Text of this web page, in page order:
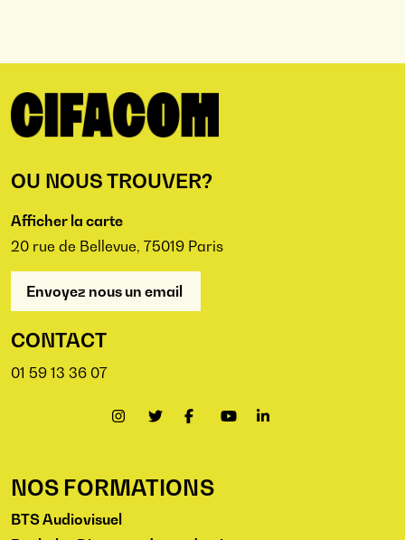
OU NOUS TROUVER?
Afficher la carte
20 rue de Bellevue, 75019 Paris
Envoyez nous un email
CONTACT
01 59 13 36 07
NOS FORMATIONS
BTS Audiovisuel